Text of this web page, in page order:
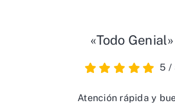
«Todo Genial»
5 /
Atención rápida y